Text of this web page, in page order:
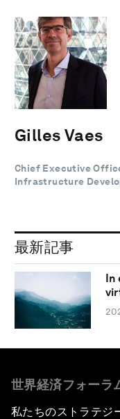
Gilles Vaes
Chief Executive
Infrastructure
最新記事
世界経済フォーラ
私たちのストラテジ